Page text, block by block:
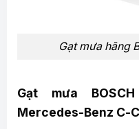
Gạt mưa hãng
Gạt mưa
Mercedes-Benz C-